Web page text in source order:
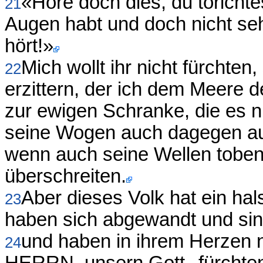
21
Augen habt und doch nicht
hört!»
22Mich wollt ihr nicht
erzittern, der ich dem Meere
zur ewigen Schranke, die es
seine Wogen auch dagegen
wenn auch seine Wellen
überschreiten.
23Aber dieses Volk hat ein
haben sich abgewandt und
24und haben in ihrem Herzen